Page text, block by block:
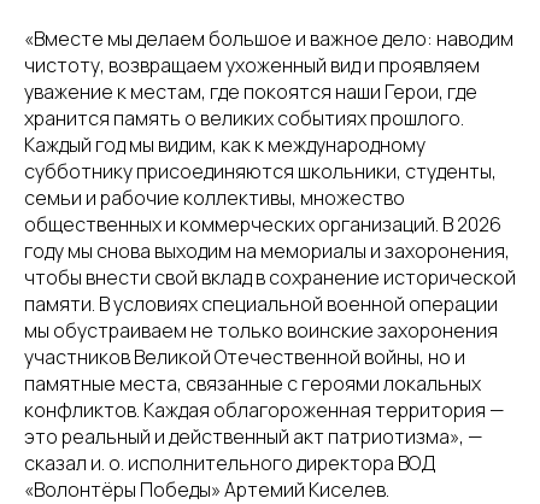
«Вместе мы делаем большое и важное дело: наводим
чистоту, возвращаем ухоженный вид и проявляем
уважение к местам, где покоятся наши Герои, где
хранится память о великих событиях прошлого.
Каждый год мы видим, как к международному
субботнику присоединяются школьники, студенты,
семьи и рабочие коллективы, множество
общественных и коммерческих организаций. В 2026
году мы снова выходим на мемориалы и захоронения,
чтобы внести свой вклад в сохранение исторической
памяти. В условиях специальной военной операции
мы обустраиваем не только воинские захоронения
участников Великой Отечественной войны, но и
памятные места, связанные с героями локальных
конфликтов. Каждая облагороженная территория —
это реальный и действенный акт патриотизма», —
сказал и. о. исполнительного директора ВОД
«Волонтёры Победы» Артемий Киселев.